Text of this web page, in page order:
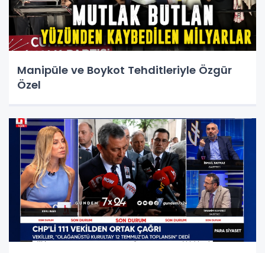
Manipüle ve Boykot Tehditleriyle Özgür
Özel